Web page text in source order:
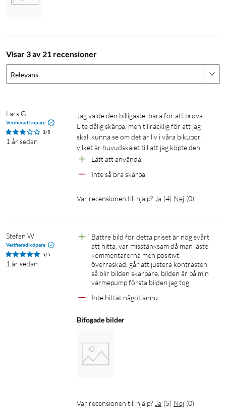
Visar 3 av 21 recensioner
Relevans
Lars G
Verifierad köpare
3/5
1 år sedan
Jag valde den billigaste, bara för att prova.
Lite dålig skärpa, men tillräcklig för att jag
skall kunna se om det är liv i våra bikupor,
vilket är huvudskälet till att jag köpte den.
Lätt att använda.
Inte så bra skärpa.
Var recensionen till hjälp? Ja (4) Nej (0)
Stefan W
Verifierad köpare
5/5
1 år sedan
Bättre bild för detta priset är nog svårt
att hitta, var misstänksam då man läste
kommentarerna men positivt
överraskad, går att justera kontrasten
så blir bilden skarpare, bilden är på min
värmepump första bilden jag tog.
Inte hittat något ännu
Bifogade bilder
Var recensionen till hjälp? Ja (5) Nej (0)